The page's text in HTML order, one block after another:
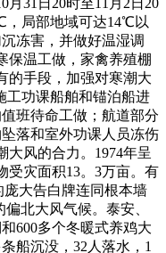
31日20时至11月2日20
，局部地域可达14℃以
冻害，并做好温湿调
保温工做，家禽养殖棚
的手段，加强对寒潮大
工功课船舶和锚泊船进
班待命工做；航道部分
落和室外功课人员冻伤
风的合力。1974年呈
受灾面积13。3万亩。有
庞大告白牌连同根本墙
北大风气候。泰安、
600多个冬暖式养鸡大
船沉没，32人落水，1